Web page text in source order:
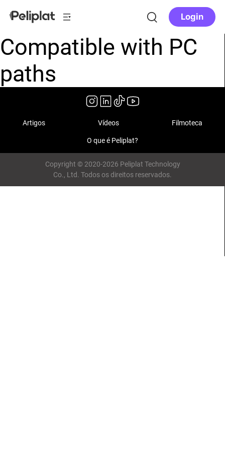
Login
Compatible with PC
paths
Artigos Vídeos Filmoteca
O que é Peliplat?
Copyright © 2020-2026 Peliplat Technology
Co., Ltd. Todos os direitos reservados.